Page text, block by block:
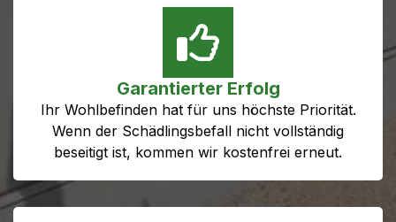
Garantierter Erfolg
Ihr Wohlbefinden hat für uns höchste Priorität.
Wenn der Schädlingsbefall nicht vollständig
beseitigt ist, kommen wir kostenfrei erneut.